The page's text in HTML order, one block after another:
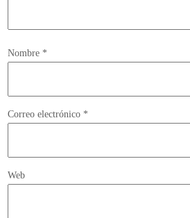
Nombre *
Correo electrónico *
Web